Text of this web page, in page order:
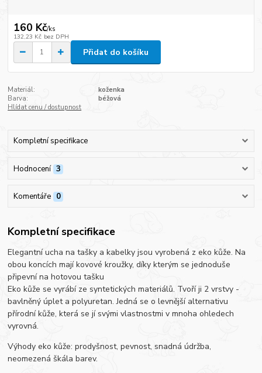
160 Kč/ks
132,23 Kč bez DPH
Přidat do košíku
Materiál:
koženka
Barva:
béžová
Hlídat cenu / dostupnost
Kompletní specifikace
Hodnocení 3
Komentáře 0
Kompletní specifikace
Elegantní ucha na tašky a kabelky jsou vyrobená z eko kůže. Na
obou koncích mají kovové kroužky, díky kterým se jednoduše
připevní na hotovou tašku
Eko kůže se vyrábí ze syntetických materiálů. Tvoří ji 2 vrstvy -
bavlněný úplet a polyuretan. Jedná se o levnější alternativu
přírodní kůže, která se jí svými vlastnostmi v mnoha ohledech
vyrovná.
Výhody eko kůže: prodyšnost, pevnost, snadná údržba,
neomezená škála barev.